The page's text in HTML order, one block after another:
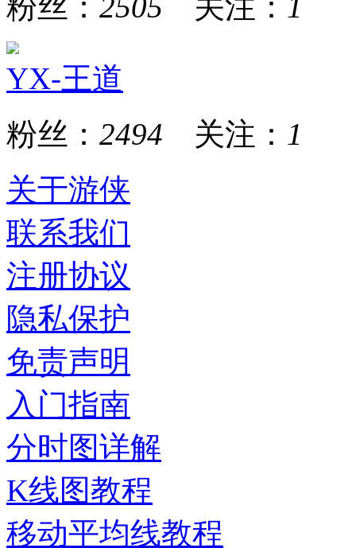
YX-王道
粉丝： 2494 关注： 1
关于游侠
联系我们
注册协议
隐私保护
免责声明
入门指南
分时图详解
K线图教程
移动平均线教程